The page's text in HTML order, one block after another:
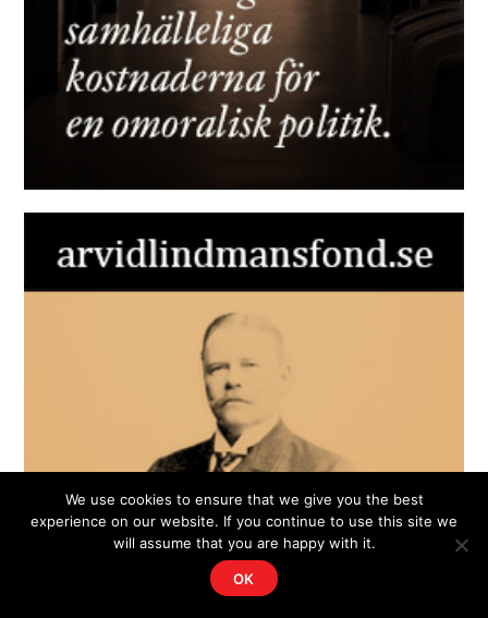
We use cookies to ensure that we give you the best
experience on our website. If you continue to use this site we
will assume that you are happy with it.
OK